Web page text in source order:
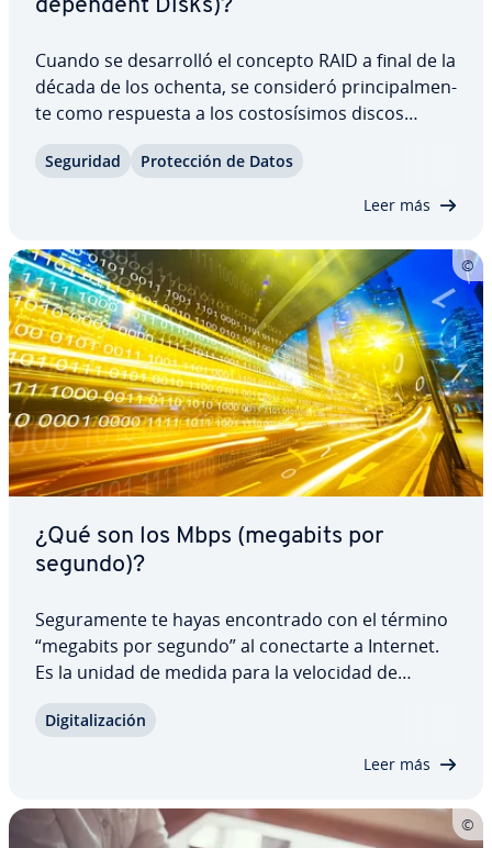
de­pe­n­de­nt Disks)?
Cuando se de­sa­rro­lló el concepto RAID a final de la
década de los ochenta, se consideró pri­n­ci­pa­l­me­n­
te como respuesta a los co­s­to­sí­si­mos discos
cuestión ha pasado a un segundo plano, el al­ma­
Seguridad Pro­te­c­ción de Datos
Leer más
¿Qué son los Mbps (megabits por
segundo)?
Se­gu­ra­me­n­te te hayas en­co­n­tra­do con el término
“megabits por segundo” al co­ne­c­tar­te a Internet.
Es la unidad de medida para la velocidad de
qué velocidad es la más adecuada para ti en
Di­gi­ta­li­za­ción
Leer más